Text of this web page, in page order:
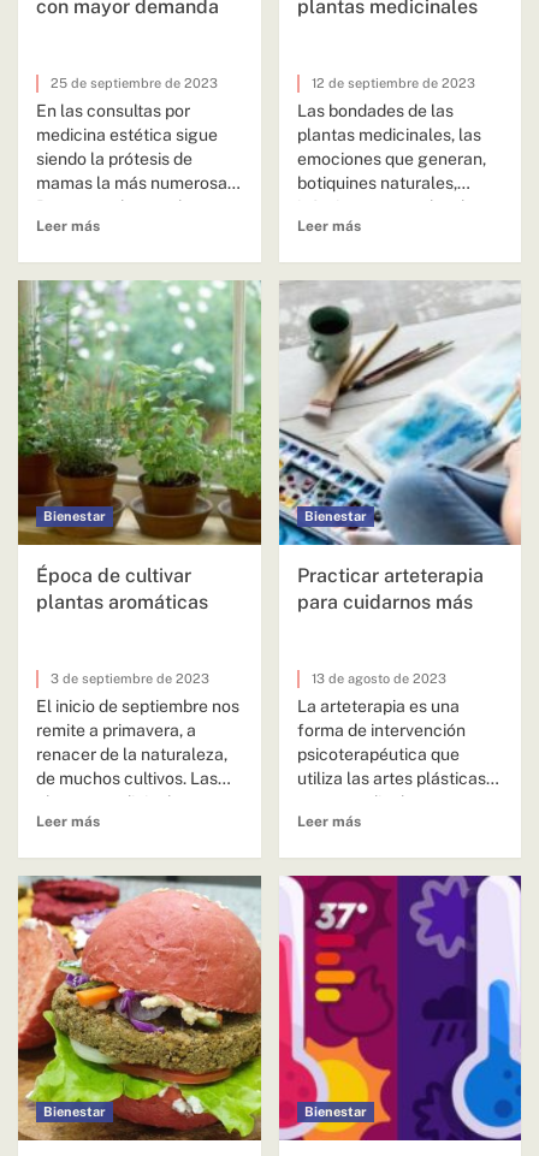
con mayor demanda
25 de septiembre de 2023
En las consultas por
medicina estética sigue
siendo la prótesis de
mamas la más numerosa.
Pero actualmente ha
aumentado mucho...
Leer más
plantas medicinales
12 de septiembre de 2023
Las bondades de las
plantas medicinales, las
emociones que generan,
botiquines naturales,
infusiones y su rol en la
medicina, integran el...
Leer más
Bienestar
Época de cultivar
plantas aromáticas
3 de septiembre de 2023
El inicio de septiembre nos
remite a primavera, a
renacer de la naturaleza,
de muchos cultivos. Las
plantas medicinales y...
Leer más
Bienestar
Practicar arteterapia
para cuidarnos más
13 de agosto de 2023
La arteterapia es una
forma de intervención
psicoterapéutica que
utiliza las artes plásticas
como medio de
comunicación y expresión
Leer más
Bienestar Bienestar